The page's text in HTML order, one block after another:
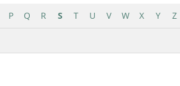
P Q R S T U V W X Y Z